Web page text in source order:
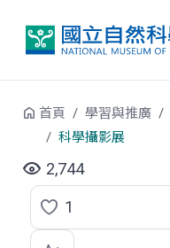
首頁 學習與推廣
科學攝影展
2,744
點
1